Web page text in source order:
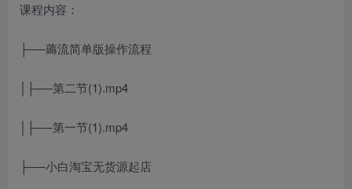
课程内容：
├──薅流简单版操作流程
│├──第二节(1).mp4
│├──第一节(1).mp4
├──小白淘宝无货源起店